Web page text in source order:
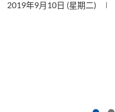
分享 2019年8月22